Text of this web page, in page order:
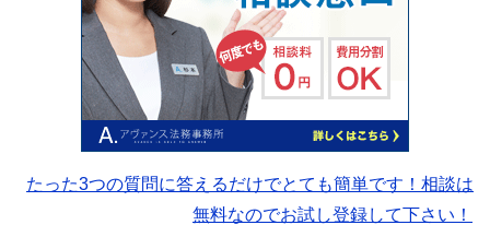
たった3つの質問に答えるだけでとても簡単です！相談は
無料なのでお試し登録して下さい！